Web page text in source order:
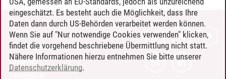
KONTAKT
LEUPHANA ALS ARBEITGEBER
INTRANET
eingeschätzt. Es besteht auch die Möglichkeit, dass Ihre
Daten dann durch US-Behörden verarbeitet werden können.
Wenn Sie auf "Nur notwendige Cookies verwenden" klicken,
findet die vorgehend beschriebene Übermittlung nicht statt.
Nähere Informationen hierzu entnehmen Sie bitte unserer
Datenschutzerklärung.